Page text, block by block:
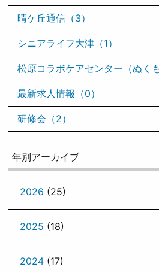
晴ケ丘通信（3）
シニアライフ大津（1）
松原コラボケアセンター（ぬく
最新求人情報（0）
研修会（2）
年別アーカイブ
2026 (25)
2025 (18)
2024(17)